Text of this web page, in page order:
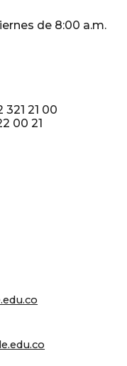
de 8:00 a.m.
21 00
00 21